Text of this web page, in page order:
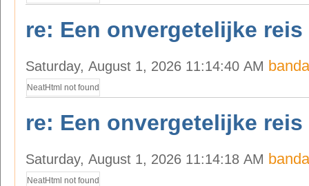
re: Een onvergetelijke reis
Saturday, August 1, 2026 11:14:40 AM
NeatHtml not found
re: Een onvergetelijke reis
Saturday, August 1, 2026 11:14:18 AM
NeatHtml not found